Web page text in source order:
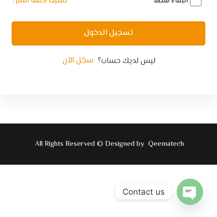
تسجيل الدخول
ليس لديك حساب؟ سجّل الآن
All Rights Reserved © Designed by Qeematech
Contact us